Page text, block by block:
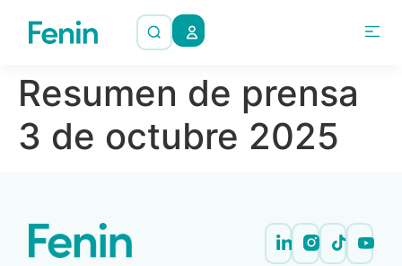
Resumen de prensa
3 de octubre 2025